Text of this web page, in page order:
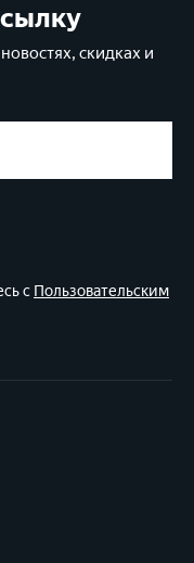
скидках и
с Пользовательским